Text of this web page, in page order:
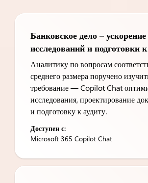
Банковское дело – ускорение
исследований и подготовки
Аналитику по вопросам
среднего размера поручено
требование — Copilot Chat
исследования, проектирование
и подготовку к аудиту.
Доступен с:
Microsoft 365 Copilot Chat